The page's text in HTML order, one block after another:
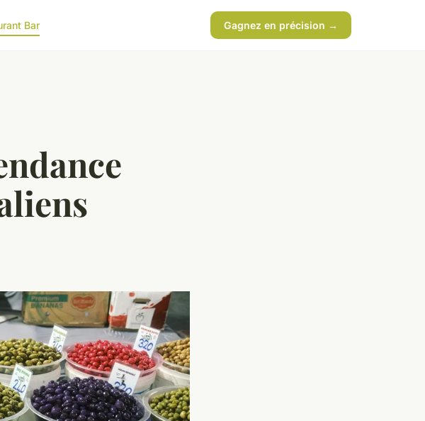
Bar Gagnez en précision →